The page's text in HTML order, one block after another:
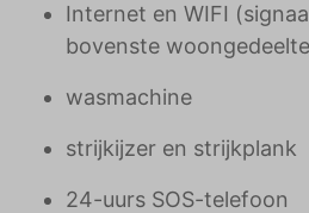
Internet en WIFI
bovenste
wasmachine
strijkijzer en strijkplank
24-uurs SOS-telefoon